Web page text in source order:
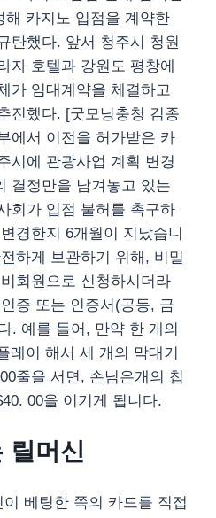
해 카지노 입점을 계약한
탄했다. 앞서 청주시 청원
자 호텔과 강원도 평창에
가 임대계약을 체결하고
진했다. [굿모닝충청 김종
에서 이전을 허가받은 카
시에 관광사업 계획 변경
결정만을 남겨놓고 있는
회가 입점 불허를 촉구하
경한지 6개월이 지났습니
하게 보관하기 위해, 비밀
회원으로 신청하시더라
증 또는 인증서(공동, 금
. 예를 들어, 만약 한 개의
레이 해서 세 개의 막대기
줄을 서면, 손님은개의 칩
00을 이기게 됩니다.
릴머신
베팅한 쪽의 카드를 직접